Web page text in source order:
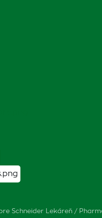
Schneider Lekáreň /